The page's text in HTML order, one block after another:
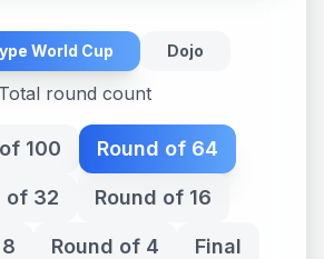
World Cup Dojo
Total round count
100 Round of 64
of 32 Round of 16
Round of 4 Final